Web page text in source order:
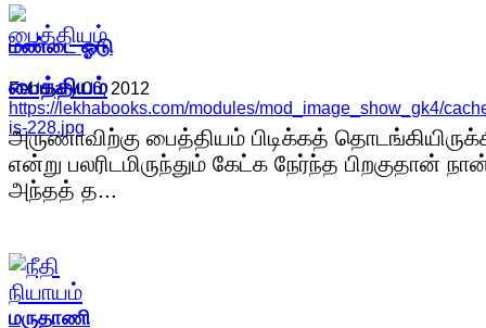
மண்டை ஓடு
February 06, 2012
https://lekhabooks.com/modules/mod_image_show_gk4/
is-228.jpg
மருதாணி
பைத்தியம்
அருணாவிற்கு பைத்தியம் பிடிக்கத்
என்று பலரிடமிருந்தும் கேட்க நேர்ந்த பிறகுதான்
அந்தத் த...